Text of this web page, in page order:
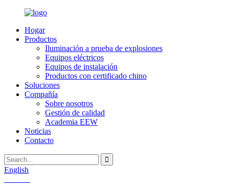
Hogar
Productos
Iluminación a prueba de explosiones
Equipos eléctricos
Equipos de instalación
Productos con certificado chino
Soluciones
Compañía
Sobre nosotros
Gestión de calidad
Academia EEW
Noticias
Contacto
English